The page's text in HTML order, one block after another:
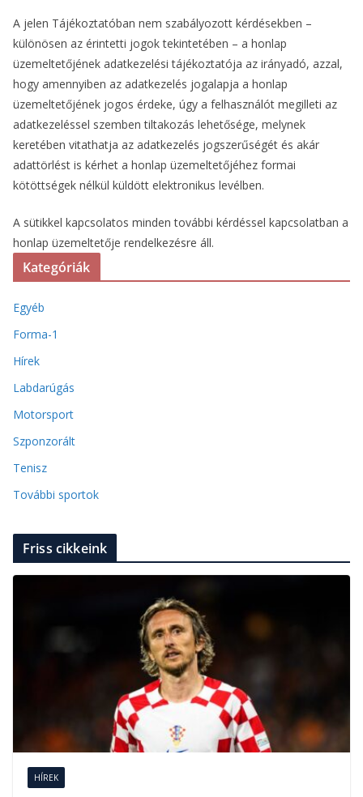
A jelen Tájékoztatóban nem szabályozott kérdésekben –
különösen az érintetti jogok tekintetében – a honlap
üzemeltetőjének adatkezelési tájékoztatója az irányadó, azzal,
hogy amennyiben az adatkezelés jogalapja a honlap
üzemeltetőjének jogos érdeke, úgy a felhasználót megilleti az
adatkezeléssel szemben tiltakozás lehetősége, melynek
keretében vitathatja az adatkezelés jogszerűségét és akár
adattörlést is kérhet a honlap üzemeltetőjéhez formai
kötöttségek nélkül küldött elektronikus levélben.
A sütikkel kapcsolatos minden további kérdéssel kapcsolatban a
honlap üzemeltetője rendelkezésre áll.
Kategóriák
Egyéb
Forma-1
Hírek
Labdarúgás
Motorsport
Szponzorált
Tenisz
További sportok
Friss cikkeink
HÍREK